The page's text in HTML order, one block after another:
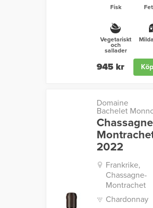
Fisk
Vegetariskt
och
sallader
945 kr Köp
Domaine
Bachelet
2022
Frankrike,
Chassagne-
Montrachet
Chardonnay